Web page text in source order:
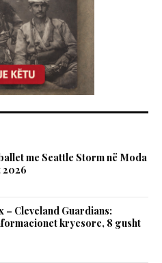
me Seattle Storm në Moda
2026
– Cleveland Guardians:
kryesore, 8 gusht